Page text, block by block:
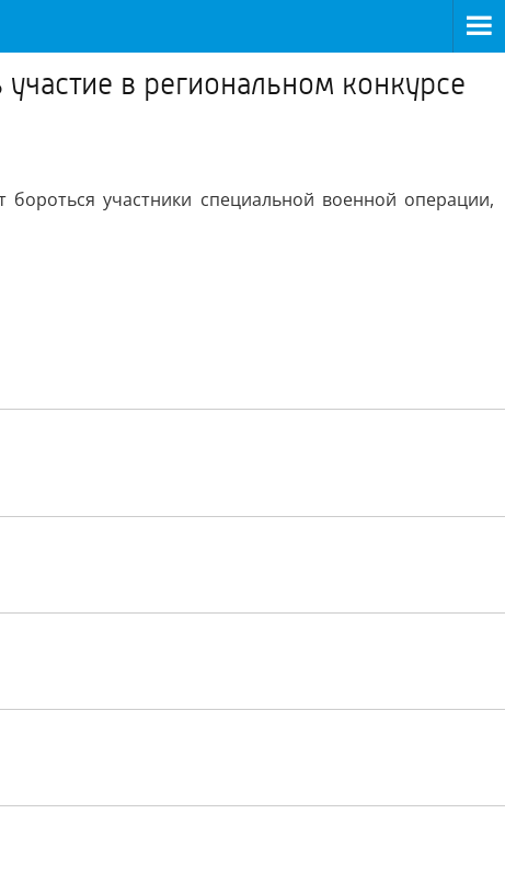
в региональном конкурсе
участники специальной военной операции,